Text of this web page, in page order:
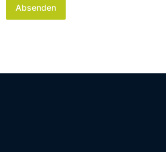
Absenden